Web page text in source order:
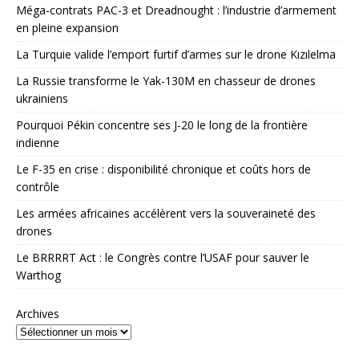
Méga-contrats PAC-3 et Dreadnought : l’industrie d’armement
en pleine expansion
La Turquie valide l’emport furtif d’armes sur le drone Kızılelma
La Russie transforme le Yak-130M en chasseur de drones
ukrainiens
Pourquoi Pékin concentre ses J-20 le long de la frontière
indienne
Le F-35 en crise : disponibilité chronique et coûts hors de
contrôle
Les armées africaines accélèrent vers la souveraineté des
drones
Le BRRRRT Act : le Congrès contre l’USAF pour sauver le
Warthog
Archives